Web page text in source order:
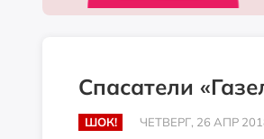
Спасатели
ШОК! ЧЕТВЕРГ, 26 АПР